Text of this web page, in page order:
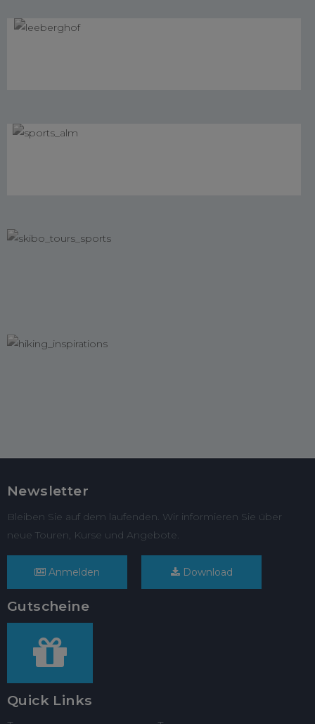
Newsletter
Bleiben Sie auf dem laufenden. Wir informieren Sie über
neue Touren, Kurse und Angebote.
Anmelden Download
Gutscheine
Quick Links